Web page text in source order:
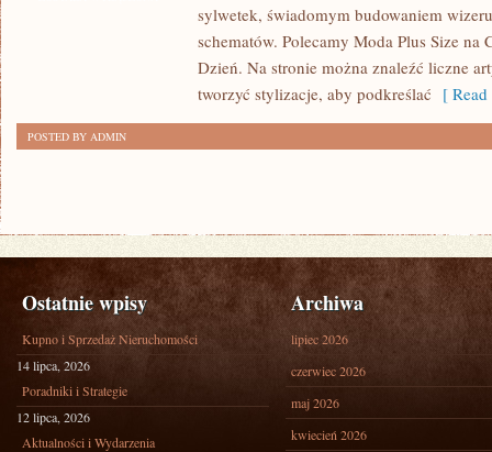
TWARZY
PLUS
SIZE
sylwetek, świadomym budowaniem
schematów. Polecamy Moda Plus Size na
Dzień. Na stronie można znaleźć liczne
tworzyć stylizacje, aby podkreślać [
POSTED BY ADMIN
Ostatnie wpisy
Kupno i Sprzedaż Nieruchomości
14 lipca, 2026
Poradniki i Strategie
12 lipca, 2026
Aktualności i Wydarzenia
Archiwa
lipiec 2026
czerwiec 2026
maj 2026
kwiecień 2026